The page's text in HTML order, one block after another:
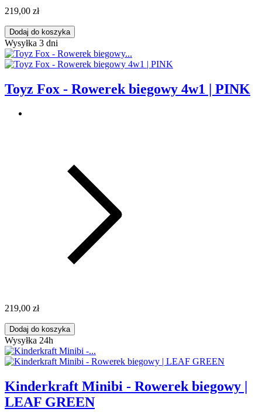
219,00 zł
Dodaj do koszyka
Wysyłka 3 dni
Toyz Fox - Rowerek biegowy 4w1 | PINK
219,00 zł
Dodaj do koszyka
Wysyłka 24h
Kinderkraft Minibi - Rowerek biegowy |
LEAF GREEN